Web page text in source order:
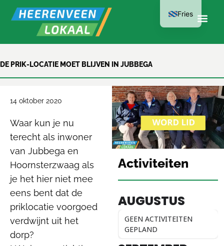
DE PRIK-LOCATIE MOET BLIJVEN IN JUBBEGA
14 oktober 2020
Waar kun je nu
terecht als inwoner
van Jubbega en
Hoornsterzwaag als
je het hier niet mee
eens bent dat de
priklocatie voorgoed
verdwijnt uit het
dorp?
KAN AL VANAF
€15 PER JAAR
Activiteiten
AUGUSTUS
GEEN ACTIVITEITEN
GEPLAND
Fries